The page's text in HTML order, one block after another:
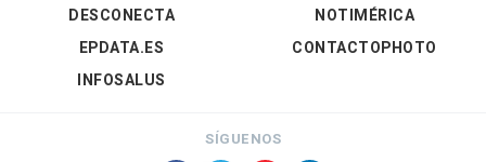
DESCONECTA
EPDATA.ES
INFOSALUS
NOTIMÉRICA
CONTACTOPHOTO
SÍGUENOS